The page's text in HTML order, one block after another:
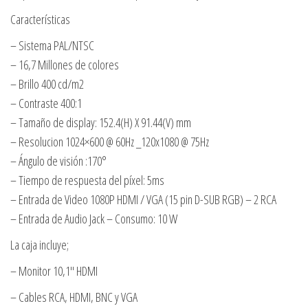
Características
– Sistema PAL/NTSC
– 16,7 Millones de colores
– Brillo 400 cd/m2
– Contraste 400:1
– Tamaño de display: 152.4(H) X 91.44(V) mm
– Resolucion 1024×600 @ 60Hz _120x1080 @ 75Hz
– Ángulo de visión :170°
– Tiempo de respuesta del píxel: 5ms
– Entrada de Video 1080P HDMI / VGA (15 pin D-SUB RGB) – 2 RCA
– Entrada de Audio Jack – Consumo: 10 W
La caja incluye;
– Monitor 10,1″ HDMI
– Cables RCA, HDMI, BNC y VGA